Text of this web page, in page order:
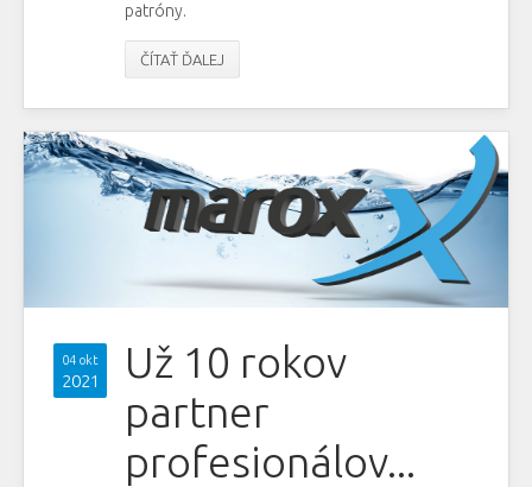
patróny.
ČÍTAŤ ĎALEJ
04 okt
2021
Už 10 rokov
partner
profesionálov...